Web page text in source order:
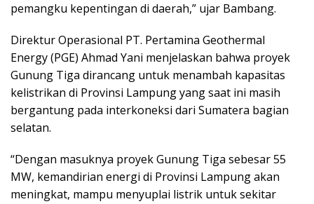
pemangku kepentingan di daerah,” ujar Bambang.
Direktur Operasional PT. Pertamina Geothermal
Energy (PGE) Ahmad Yani menjelaskan bahwa proyek
Gunung Tiga dirancang untuk menambah kapasitas
kelistrikan di Provinsi Lampung yang saat ini masih
bergantung pada interkoneksi dari Sumatera bagian
selatan.
“Dengan masuknya proyek Gunung Tiga sebesar 55
MW, kemandirian energi di Provinsi Lampung akan
meningkat, mampu menyuplai listrik untuk sekitar